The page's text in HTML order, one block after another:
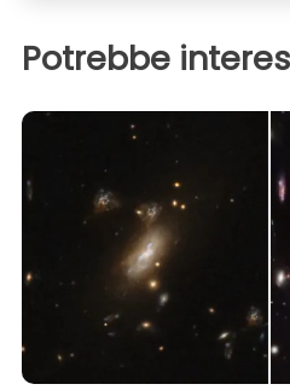
Potrebbe